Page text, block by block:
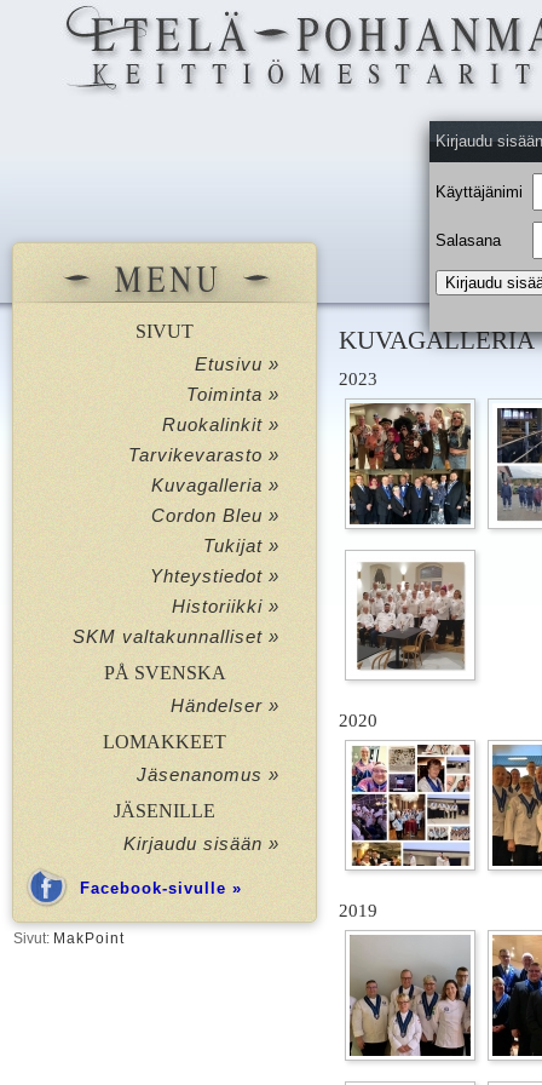
SIVUT
Etusivu »
Toiminta »
Ruokalinkit »
Tarvikevarasto »
Kuvagalleria »
Cordon Bleu »
Tukijat »
Yhteystiedot »
Historiikki »
SKM valtakunnalliset »
PÅ SVENSKA
Händelser »
LOMAKKEET
Jäsenanomus »
JÄSENILLE
Kirjaudu sisään »
Facebook-sivulle »
Sivut: MakPoint
Kirjaudu sisään
Käyttäjänimi
Salasana
KUVAGALLERIA
2023
2020
2019